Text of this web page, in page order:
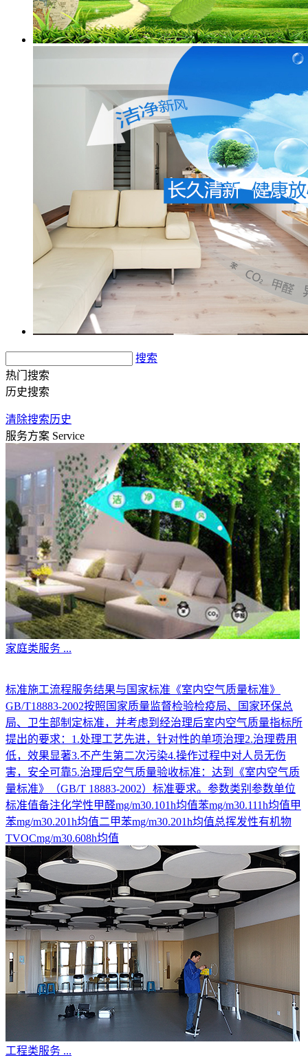
搜索
热门搜索
历史搜索
清除搜索历史
服务方案 Service
家庭类服务 ...
标准施工流程服务结果与国家标准《室内空气质量标准》
GB/T18883-2002按照国家质量监督检验检疫局、国家环保总
局、卫生部制定标准，并考虑到经治理后室内空气质量指标所
提出的要求：1.处理工艺先进，针对性的单项治理2.治理费用
低，效果显著3.不产生第二次污染4.操作过程中对人员无伤
害，安全可靠5.治理后空气质量验收标准：达到《室内空气质
量标准》（GB/T 18883-2002）标准要求。参数类别参数单位
标准值备注化学性甲醛mg/m30.101h均值苯mg/m30.111h均值甲
苯mg/m30.201h均值二甲苯mg/m30.201h均值总挥发性有机物
TVOCmg/m30.608h均值
工程类服务 ...